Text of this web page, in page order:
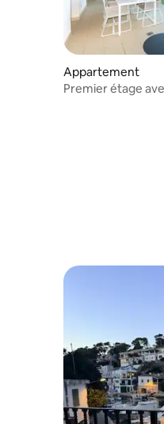
Appartement
Premier étage